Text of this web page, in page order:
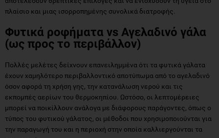
(ως προς το περιβάλλον)
Πολλές μελέτες δείχνουν επανειλημμένα ότι τα φυτικά γάλατα
έχουν χαμηλότερο περιβαλλοντικό αποτύπωμα από το αγελαδινό
εκπομπές αερίων του θερμοκηπίου. Ωστόσο, οι λεπτομέρειες
μπορεί να ποικίλλουν ανάλογα με διάφορους παράγοντες, όπως ο
τύπος του φυτικού γάλατος, οι μέθοδοι που χρησιμοποιούνται για
την παραγωγή του και η περιοχή στην οποία καλλιεργούνται τα
συστατικά.
Γάλα βρόμης